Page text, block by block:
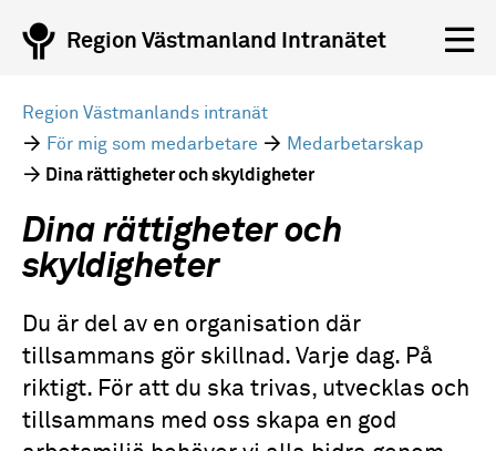
Region Västmanland Intranätet
Region Västmanlands intranät
För mig som medarbetare
Medarbetarskap
Dina rättigheter och skyldigheter
Dina rättigheter och
skyldigheter
Du är del av en organisation där
tillsammans gör skillnad. Varje dag. På
riktigt. För att du ska trivas, utvecklas och
tillsammans med oss skapa en god